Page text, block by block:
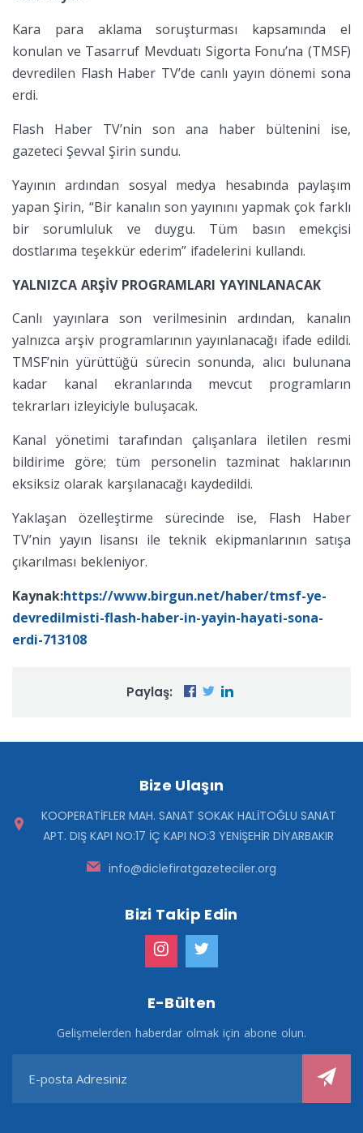
Kara para aklama soruşturması kapsamında el
konulan ve Tasarruf Mevduatı Sigorta Fonu’na (TMSF)
devredilen Flash Haber TV’de canlı yayın dönemi sona
erdi.
Flash Haber TV’nin son ana haber bültenini ise,
gazeteci Şevval Şirin sundu.
Yayının ardından sosyal medya hesabında paylaşım
yapan Şirin, “Bir kanalın son yayınını yapmak çok farklı
bir sorumluluk ve duygu. Tüm basın emekçisi
dostlarıma teşekkür ederim” ifadelerini kullandı.
YALNIZCA ARŞİV PROGRAMLARI YAYINLANACAK
Canlı yayınlara son verilmesinin ardından, kanalın
yalnızca arşiv programlarının yayınlanacağı ifade edildi.
TMSF’nin yürüttüğü sürecin sonunda, alıcı bulunana
kadar kanal ekranlarında mevcut programların
tekrarları izleyiciyle buluşacak.
Kanal yönetimi tarafından çalışanlara iletilen resmi
bildirime göre; tüm personelin tazminat haklarının
eksiksiz olarak karşılanacağı kaydedildi.
Yaklaşan özelleştirme sürecinde ise, Flash Haber
TV’nin yayın lisansı ile teknik ekipmanlarının satışa
çıkarılması bekleniyor.
Kaynak:https://www.birgun.net/haber/tmsf-ye-
devredilmisti-flash-haber-in-yayin-hayati-sona-
erdi-713108
Paylaş:
Bize Ulaşın
KOOPERATİFLER MAH. SANAT SOKAK HALİTOĞLU SANAT
APT. DIŞ KAPI NO:17 İÇ KAPI NO:3 YENİŞEHİR DİYARBAKIR
info@diclefiratgazeteciler.org
Bizi Takip Edin
E-Bülten
Gelişmelerden haberdar olmak için abone olun.